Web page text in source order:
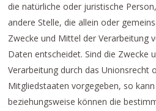
die natürliche oder juristische
andere Stelle, die allein oder
Zwecke und Mittel der Verarbeitung
Daten entscheidet. Sind die Zwecke
Verarbeitung durch das Unionsrecht
Mitgliedstaaten vorgegeben, so
beziehungsweise können die